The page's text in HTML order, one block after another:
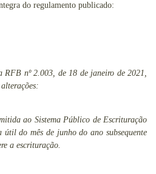
do regulamento publicado:
RFB nº 2.003, de 18 de janeiro de 2021,
ao Sistema Público de Escrituração
do mês de junho do ano subsequente
a escrituração.